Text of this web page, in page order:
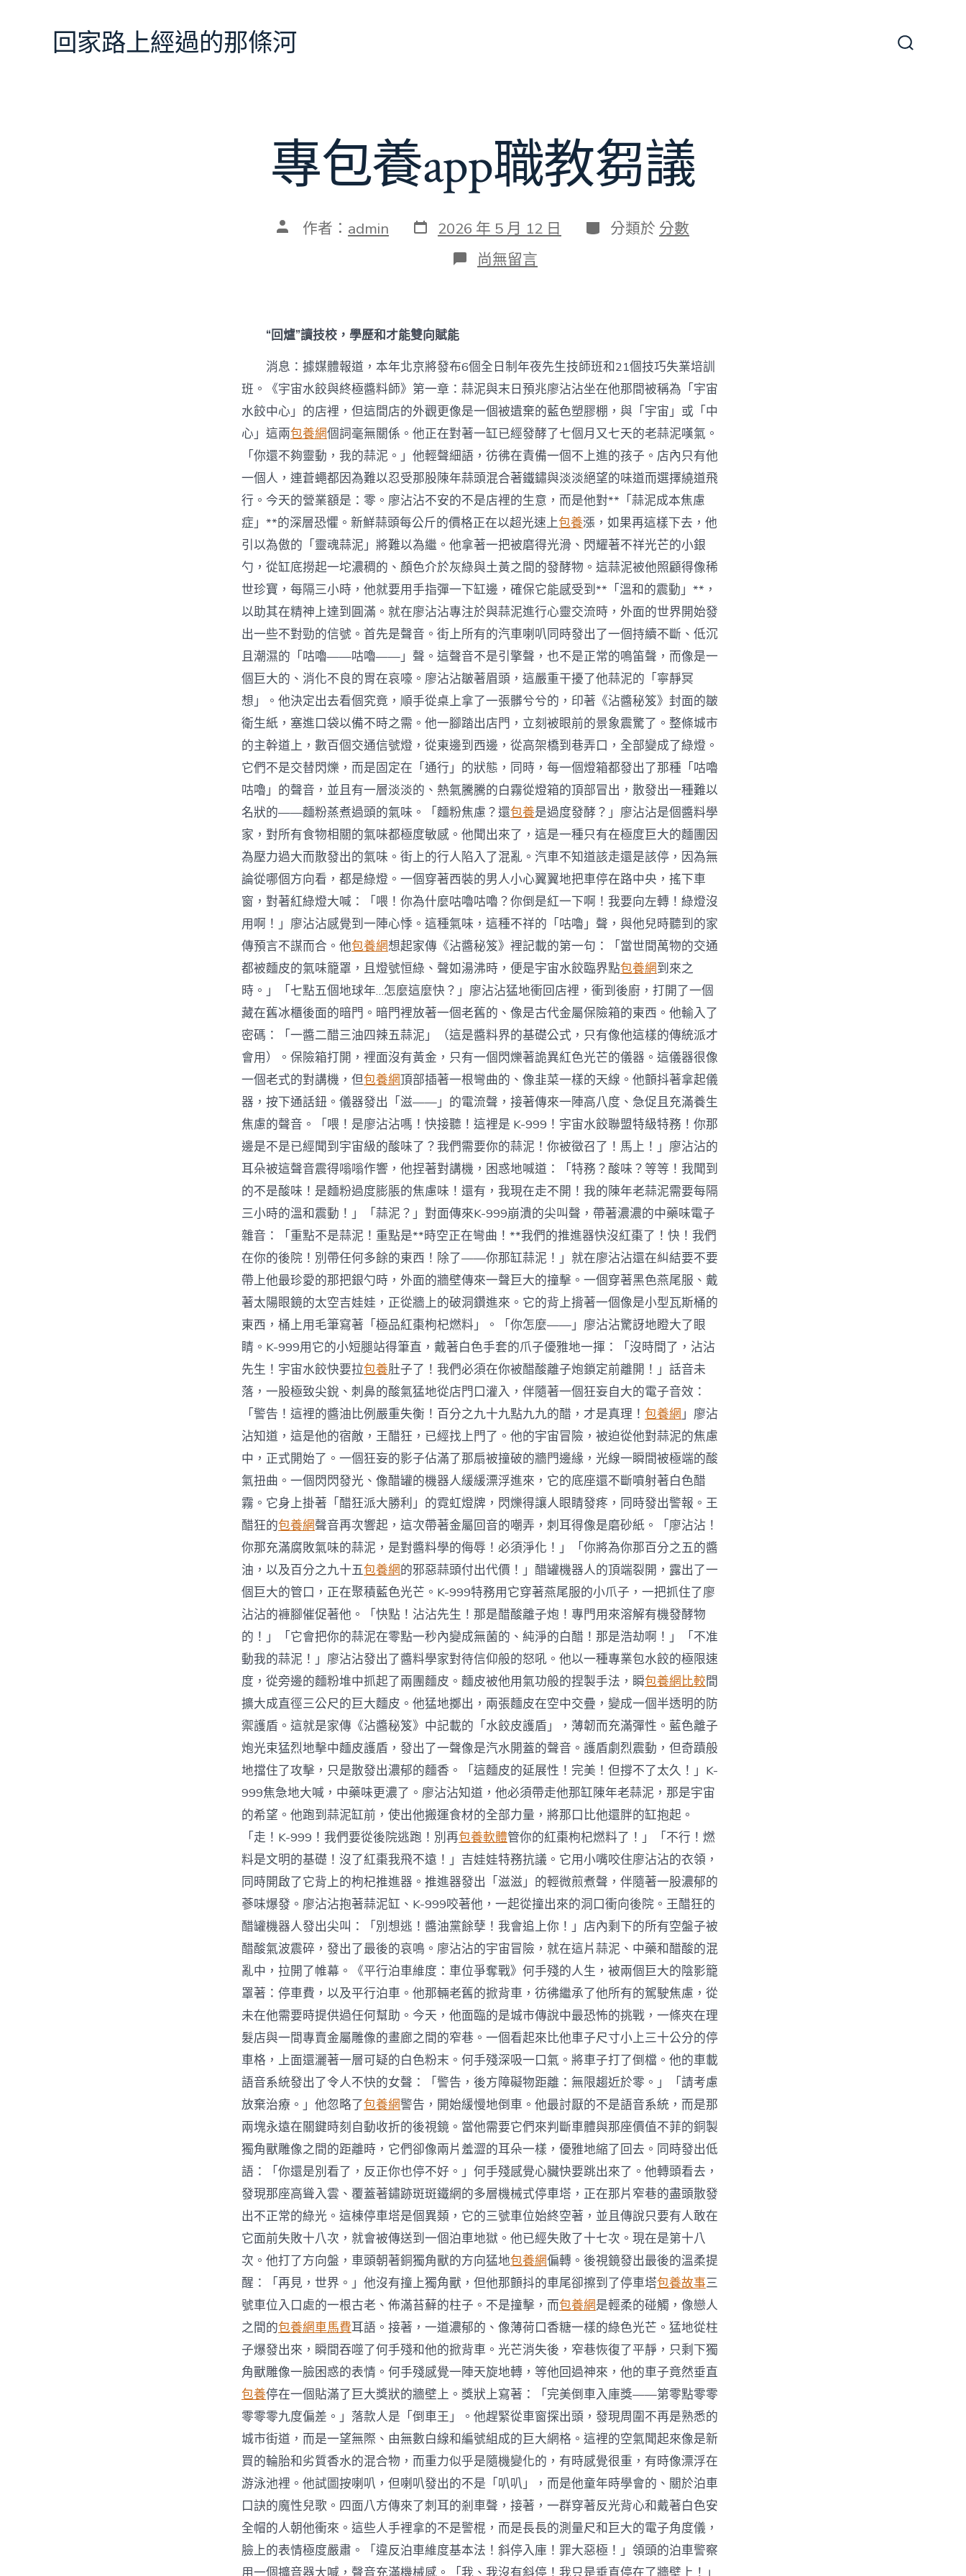
回家路上經過的那條河
專包養app職教芻議
文 作者： admin 發
表
2026 年 5 月 12 日 分
類
分類於 分數
在
〈專
芻
議〉
中
尚無留言
“回爐”讀技校，學歷和才能雙向賦能
消息：據媒體報道，本年北京將發布6個全日制年夜先生技師班和21個技巧失業培訓
班。《宇宙水餃與終極醬料師》第一章：蒜泥與末日預兆廖沾沾坐在他那間被稱為「宇宙
水餃中心」的店裡，但這間店的外觀更像是一個被遺棄的藍色塑膠棚，與「宇宙」或「中
心」這兩包養網個詞毫無關係。他正在對著一缸已經發酵了七個月又七天的老蒜泥嘆氣。
「你還不夠靈動，我的蒜泥。」他輕聲細語，彷彿在責備一個不上進的孩子。店內只有他
一個人，連蒼蠅都因為難以忍受那股陳年蒜頭混合著鐵鏽與淡淡絕望的味道而選擇繞道飛
行。今天的營業額是：零。廖沾沾不安的不是店裡的生意，而是他對**「蒜泥成本焦慮
症」**的深層恐懼。新鮮蒜頭每公斤的價格正在以超光速上包養漲，如果再這樣下去，他
引以為傲的「靈魂蒜泥」將難以為繼。他拿著一把被磨得光滑、閃耀著不祥光芒的小銀
勺，從缸底撈起一坨濃稠的、顏色介於灰綠與土黃之間的發酵物。這蒜泥被他照顧得像稀
世珍寶，每隔三小時，他就要用手指彈一下缸邊，確保它能感受到**「溫和的震動」**，
以助其在精神上達到圓滿。就在廖沾沾專注於與蒜泥進行心靈交流時，外面的世界開始發
出一些不對勁的信號。首先是聲音。街上所有的汽車喇叭同時發出了一個持續不斷、低沉
且潮濕的「咕嚕——咕嚕——」聲。這聲音不是引擎聲，也不是正常的鳴笛聲，而像是一
個巨大的、消化不良的胃在哀嚎。廖沾沾皺著眉頭，這嚴重干擾了他蒜泥的「寧靜冥
想」。他決定出去看個究竟，順手從桌上拿了一張髒兮兮的，印著《沾醬秘笈》封面的皺
衛生紙，塞進口袋以備不時之需。他一腳踏出店門，立刻被眼前的景象震驚了。整條城市
的主幹道上，數百個交通信號燈，從東邊到西邊，從高架橋到巷弄口，全部變成了綠燈。
它們不是交替閃爍，而是固定在「通行」的狀態，同時，每一個燈箱都發出了那種「咕嚕
咕嚕」的聲音，並且有一層淡淡的、熱氣騰騰的白霧從燈箱的頂部冒出，散發出一種難以
名狀的——麵粉蒸煮過頭的氣味。「麵粉焦慮？還包養是過度發酵？」廖沾沾是個醬料學
家，對所有食物相關的氣味都極度敏感。他聞出來了，這是一種只有在極度巨大的麵團因
為壓力過大而散發出的氣味。街上的行人陷入了混亂。汽車不知道該走還是該停，因為無
論從哪個方向看，都是綠燈。一個穿著西裝的男人小心翼翼地把車停在路中央，搖下車
窗，對著紅綠燈大喊：「喂！你為什麼咕嚕咕嚕？你倒是紅一下啊！我要向左轉！綠燈沒
用啊！」廖沾沾感覺到一陣心悸。這種氣味，這種不祥的「咕嚕」聲，與他兒時聽到的家
傳預言不謀而合。他包養網想起家傳《沾醬秘笈》裡記載的第一句：「當世間萬物的交通
都被麵皮的氣味籠罩，且燈號恒綠、聲如湯沸時，便是宇宙水餃臨界點包養網到來之
時。」「七點五個地球年…怎麼這麼快？」廖沾沾猛地衝回店裡，衝到後廚，打開了一個
藏在舊冰櫃後面的暗門。暗門裡放著一個老舊的、像是古代金屬保險箱的東西。他輸入了
密碼：「一醬二醋三油四辣五蒜泥」（這是醬料界的基礎公式，只有像他這樣的傳統派才
會用）。保險箱打開，裡面沒有黃金，只有一個閃爍著詭異紅色光芒的儀器。這儀器很像
一個老式的對講機，但包養網頂部插著一根彎曲的、像韭菜一樣的天線。他顫抖著拿起儀
器，按下通話鈕。儀器發出「滋——」的電流聲，接著傳來一陣高八度、急促且充滿養生
焦慮的聲音。「喂！是廖沾沾嗎！快接聽！這裡是 K-999！宇宙水餃聯盟特級特務！你那
邊是不是已經聞到宇宙級的酸味了？我們需要你的蒜泥！你被徵召了！馬上！」廖沾沾的
耳朵被這聲音震得嗡嗡作響，他捏著對講機，困惑地喊道：「特務？酸味？等等！我聞到
的不是酸味！是麵粉過度膨脹的焦慮味！還有，我現在走不開！我的陳年老蒜泥需要每隔
三小時的溫和震動！」「蒜泥？」對面傳來K-999崩潰的尖叫聲，帶著濃濃的中藥味電子
雜音：「重點不是蒜泥！重點是**時空正在彎曲！**我們的推進器快沒紅棗了！快！我們
在你的後院！別帶任何多餘的東西！除了——你那缸蒜泥！」就在廖沾沾還在糾結要不要
帶上他最珍愛的那把銀勺時，外面的牆壁傳來一聲巨大的撞擊。一個穿著黑色燕尾服、戴
著太陽眼鏡的太空吉娃娃，正從牆上的破洞鑽進來。它的背上揹著一個像是小型瓦斯桶的
東西，桶上用毛筆寫著「極品紅棗枸杞燃料」。「你怎麼——」廖沾沾驚訝地瞪大了眼
睛。K-999用它的小短腿站得筆直，戴著白色手套的爪子優雅地一揮：「沒時間了，沾沾
先生！宇宙水餃快要拉包養肚子了！我們必須在你被醋酸離子炮鎖定前離開！」話音未
落，一股極致尖銳、刺鼻的酸氣猛地從店門口灌入，伴隨著一個狂妄自大的電子音效：
「警告！這裡的醬油比例嚴重失衡！百分之九十九點九九的醋，才是真理！ 包養網」廖沾
沾知道，這是他的宿敵，王醋狂，已經找上門了。他的宇宙冒險，被迫從他對蒜泥的焦慮
中，正式開始了。一個狂妄的影子佔滿了那扇被撞破的牆門邊緣，光線一瞬間被極端的酸
氣扭曲。一個閃閃發光、像醋罐的機器人緩緩漂浮進來，它的底座還不斷噴射著白色醋
霧。它身上掛著「醋狂派大勝利」的霓虹燈牌，閃爍得讓人眼睛發疼，同時發出警報。王
醋狂的包養網聲音再次響起，這次帶著金屬回音的嘲弄，刺耳得像是磨砂紙。「廖沾沾！
你那充滿腐敗氣味的蒜泥，是對醬料學的侮辱！必須淨化！」「你將為你那百分之五的醬
油，以及百分之九十五包養網的邪惡蒜頭付出代價！」醋罐機器人的頂端裂開，露出了一
個巨大的管口，正在聚積藍色光芒。K-999特務用它穿著燕尾服的小爪子，一把抓住了廖
沾沾的褲腳催促著他。「快點！沾沾先生！那是醋酸離子炮！專門用來溶解有機發酵物
的！」「它會把你的蒜泥在零點一秒內變成無菌的、純淨的白醋！那是浩劫啊！」「不准
動我的蒜泥！」廖沾沾發出了醬料學家對待信仰般的怒吼。他以一種專業包水餃的極限速
度，從旁邊的麵粉堆中抓起了兩團麵皮。麵皮被他用氣功般的捏製手法，瞬包養網比較間
擴大成直徑三公尺的巨大麵皮。他猛地擲出，兩張麵皮在空中交疊，變成一個半透明的防
禦護盾。這就是家傳《沾醬秘笈》中記載的「水餃皮護盾」，薄韌而充滿彈性。藍色離子
炮光束猛烈地擊中麵皮護盾，發出了一聲像是汽水開蓋的聲音。護盾劇烈震動，但奇蹟般
地擋住了攻擊，只是散發出濃郁的麵香。「這麵皮的延展性！完美！但撐不了太久！」K-
999焦急地大喊，中藥味更濃了。廖沾沾知道，他必須帶走他那缸陳年老蒜泥，那是宇宙
的希望。他跑到蒜泥缸前，使出他搬運食材的全部力量，將那口比他還胖的缸抱起。
「走！K-999！我們要從後院逃跑！別再包養軟體管你的紅棗枸杞燃料了！」「不行！燃
料是文明的基礎！沒了紅棗我飛不遠！」吉娃娃特務抗議。它用小嘴咬住廖沾沾的衣領，
同時開啟了它背上的枸杞推進器。推進器發出「滋滋」的輕微煎煮聲，伴隨著一股濃郁的
蔘味爆發。廖沾沾抱著蒜泥缸、K-999咬著他，一起從撞出來的洞口衝向後院。王醋狂的
醋罐機器人發出尖叫：「別想逃！醬油黨餘孽！我會追上你！」店內剩下的所有空盤子被
醋酸氣波震碎，發出了最後的哀鳴。廖沾沾的宇宙冒險，就在這片蒜泥、中藥和醋酸的混
亂中，拉開了帷幕。《平行泊車維度：車位爭奪戰》何手殘的人生，被兩個巨大的陰影籠
罩著：停車費，以及平行泊車。他那輛老舊的掀背車，彷彿繼承了他所有的駕駛焦慮，從
未在他需要時提供過任何幫助。今天，他面臨的是城市傳說中最恐怖的挑戰，一條夾在理
髮店與一間專賣金屬雕像的畫廊之間的窄巷。一個看起來比他車子尺寸小上三十公分的停
車格，上面還灑著一層可疑的白色粉末。何手殘深吸一口氣。將車子打了倒檔。他的車載
語音系統發出了令人不快的女聲：「警告，後方障礙物距離：無限趨近於零。」「請考慮
放棄治療。」他忽略了包養網警告，開始緩慢地倒車。他最討厭的不是語音系統，而是那
兩塊永遠在關鍵時刻自動收折的後視鏡。當他需要它們來判斷車體與那座價值不菲的銅製
獨角獸雕像之間的距離時，它們卻像兩片羞澀的耳朵一樣，優雅地縮了回去。同時發出低
語：「你還是別看了，反正你也停不好。」何手殘感覺心臟快要跳出來了。他轉頭看去，
發現那座高聳入雲、覆蓋著鏽跡斑斑鐵網的多層機械式停車塔，正在那片窄巷的盡頭散發
出不正常的綠光。這棟停車塔是個異類，它的三號車位始終空著，並且傳說只要有人敢在
它面前失敗十八次，就會被傳送到一個泊車地獄。他已經失敗了十七次。現在是第十八
次。他打了方向盤，車頭朝著銅獨角獸的方向猛地包養網偏轉。後視鏡發出最後的溫柔提
醒：「再見，世界。」他沒有撞上獨角獸，但他那顫抖的車尾卻擦到了停車塔包養故事三
號車位入口處的一根古老、佈滿苔蘚的柱子。不是撞擊，而包養網是輕柔的碰觸，像戀人
之間的包養網車馬費耳語。接著，一道濃郁的、像薄荷口香糖一樣的綠色光芒。猛地從柱
子爆發出來，瞬間吞噬了何手殘和他的掀背車。光芒消失後，窄巷恢復了平靜，只剩下獨
角獸雕像一臉困惑的表情。何手殘感覺一陣天旋地轉，等他回過神來，他的車子竟然垂直
包養停在一個貼滿了巨大獎狀的牆壁上。獎狀上寫著：「完美倒車入庫獎——第零點零零
零零零九度偏差。」落款人是「倒車王」。他趕緊從車窗探出頭，發現周圍不再是熟悉的
城市街道，而是一望無際、由無數白線和編號組成的巨大網格。這裡的空氣聞起來像是新
買的輪胎和劣質香水的混合物，而重力似乎是隨機變化的，有時感覺很重，有時像漂浮在
游泳池裡。他試圖按喇叭，但喇叭發出的不是「叭叭」，而是他童年時學會的、關於泊車
口訣的魔性兒歌。四面八方傳來了刺耳的剎車聲，接著，一群穿著反光背心和戴著白色安
全帽的人朝他衝來。這些人手裡拿的不是警棍，而是長長的測量尺和巨大的電子角度儀，
臉上的表情極度嚴肅。「違反泊車維度基本法！斜停入庫！罪大惡極！」領頭的泊車警察